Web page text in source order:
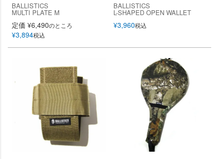
BALLISTICS
MULTI PLATE M
定価 ¥6,490のところ
¥3,894税込
BALLISTICS
L-SHAPED OPEN WALLET
¥3,960税込